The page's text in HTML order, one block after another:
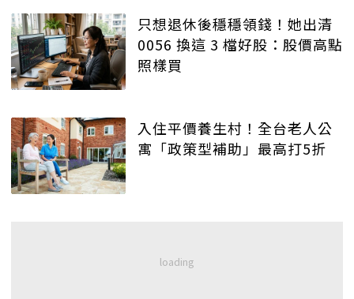
只想退休後穩穩領錢！她出清
0056 換這 3 檔好股：股價高點
照樣買
入住平價養生村！全台老人公
寓「政策型補助」最高打5折